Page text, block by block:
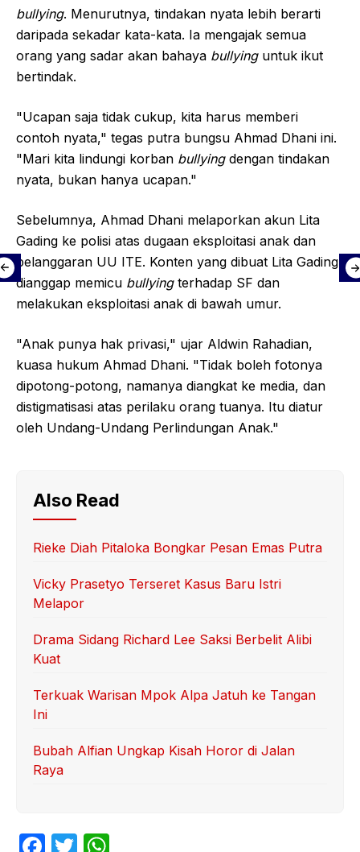
bullying. Menurutnya, tindakan nyata lebih berarti
daripada sekadar kata-kata. Ia mengajak semua
orang yang sadar akan bahaya bullyinguntuk ikut
bertindak.
"Ucapan saja tidak cukup, kita harus memberi
contoh nyata," tegas putra bungsu Ahmad Dhani ini.
"Mari kita lindungi korban bullyingdengan tindakan
nyata, bukan hanya ucapan."
Sebelumnya, Ahmad Dhani melaporkan akun Lita
Gading ke polisi atas dugaan eksploitasi anak dan
pelanggaran UU ITE. Konten yang dibuat Lita Gading
dianggap memicu bullyingterhadap SF dan
melakukan eksploitasi anak di bawah umur.
"Anak punya hak privasi," ujar Aldwin Rahadian,
kuasa hukum Ahmad Dhani. "Tidak boleh fotonya
dipotong-potong, namanya diangkat ke media, dan
distigmatisasi atas perilaku orang tuanya. Itu diatur
oleh Undang-Undang Perlindungan Anak."
Also Read
Rieke Diah Pitaloka Bongkar Pesan Emas Putra
Vicky Prasetyo Terseret Kasus Baru Istri
Melapor
Drama Sidang Richard Lee Saksi Berbelit Alibi
Kuat
Terkuak Warisan Mpok Alpa Jatuh ke Tangan
Ini
Bubah Alfian Ungkap Kisah Horor di Jalan
Raya